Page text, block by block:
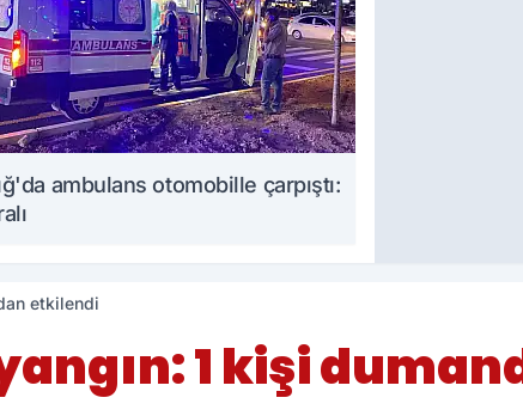
ambulans otomobille çarpıştı:
etkilendi
1 kişi